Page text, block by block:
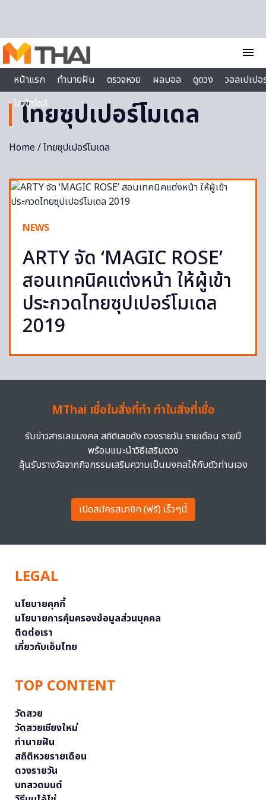
menu
หน้าแรก
ทำนายฝัน ตรวจหวย ผลบอล ดูดวง
วอลเปเป
ไลฟ์สไตล์
ไทยซุปเปอร์โมเดล
Home/ ไทยซุปเปอร์โมเดล
NEWS
ARTY จัด ‘MAGIC ROSE’
สอนเทคนิคแต่งหน้า ให้ผู้เข้า
ประกวดไทยซุปเปอร์โมเดล
2019
MThai เชื่อในสิ่งที่ทำ ทำในสิ่งที่เชื่อ
รับข่าวสารเลขมงคล สถิติเลขดัง ดวงรายวัน รายเดือน รายปี
พร้อมแนะนำวิธีเสริมดวง
ลุ้นรับรางวัลจากกิจกรรมเสริมความเป็นมงคลให้กับตัวท่านเอง
เปิดสมัครสมาชิก (ฟรี) เร็วๆนี้
LEGAL
นโยบายคุกกี้
นโยบายการคุ้มครองข้อมูลส่วนบุคคล
ติดต่อเรา
เกี่ยวกับเอ็มไทย
TOP CONTENT
วัดสวย
วัดสวยเชียงใหม่
ทำนายฝัน
สถิติหวยรายเดือน
ดวงรายวัน
บทสวดมนต์